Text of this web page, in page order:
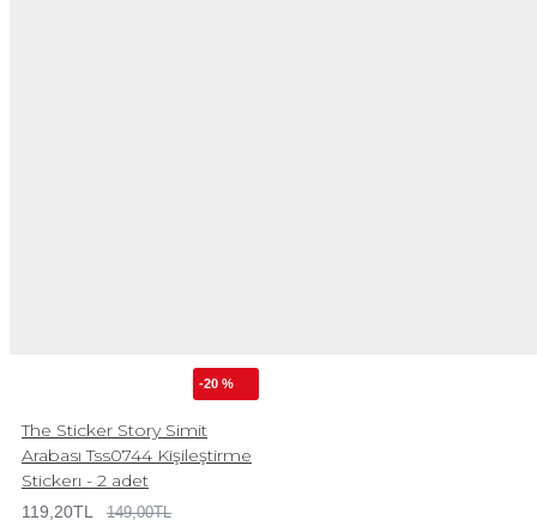
-20 %
The Sticker Story Simit
Arabası Tss0744 Kişileştirme
Stickerı - 2 adet
119,20TL 149,00TL